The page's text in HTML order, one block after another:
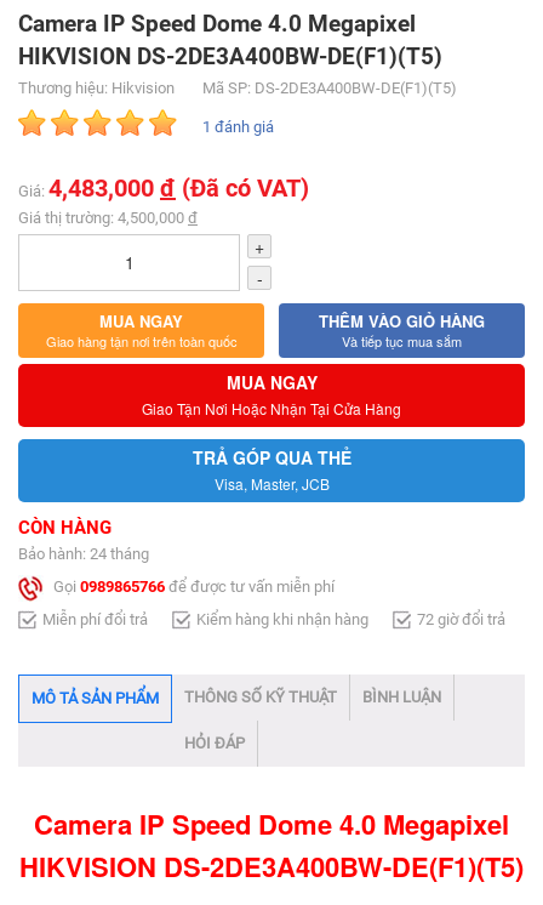
Camera IP Speed Dome 4.0 Megapixel
HIKVISION DS-2DE3A400BW-DE(F1)(T5)
Thương hiệu: Hikvision Mã SP: DS-2DE3A400BW-DE(F1)(T5)
1 đánh giá
Giá: 4,483,000 đ (Đã có VAT)
Giá thị trường: 4,500,000 đ
+
-
MUA NGAY
Giao hàng tận nơi trên toàn quốc
THÊM VÀO GIỎ HÀNG
Và tiếp tục mua sắm
MUA NGAY
Giao Tận Nơi Hoặc Nhận Tại Cửa Hàng
TRẢ GÓP QUA THẺ
Visa, Master, JCB
CÒN HÀNG
Bảo hành: 24 tháng
Gọi 0989865766 để được tư vấn miễn phí
Miễn phí đổi trả
Kiểm hàng khi nhận hàng 72 giờ đổi trả
MÔ TẢ SẢN PHẨM THÔNG SỐ KỸ THUẬT BÌNH LUẬN
HỎI ĐÁP
Camera IP Speed Dome 4.0 Megapixel
HIKVISION DS-2DE3A400BW-DE(F1)(T5)